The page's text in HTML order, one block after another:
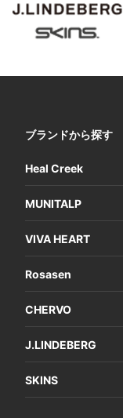
ブランドから探す
Heal Creek
MUNITALP
VIVA HEART
Rosasen
CHERVO
J.LINDEBERG
SKINS